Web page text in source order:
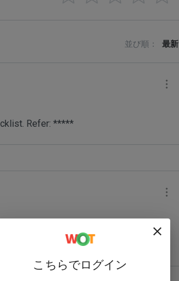
並び順： 最新
Refer: *****
こちらでログイン